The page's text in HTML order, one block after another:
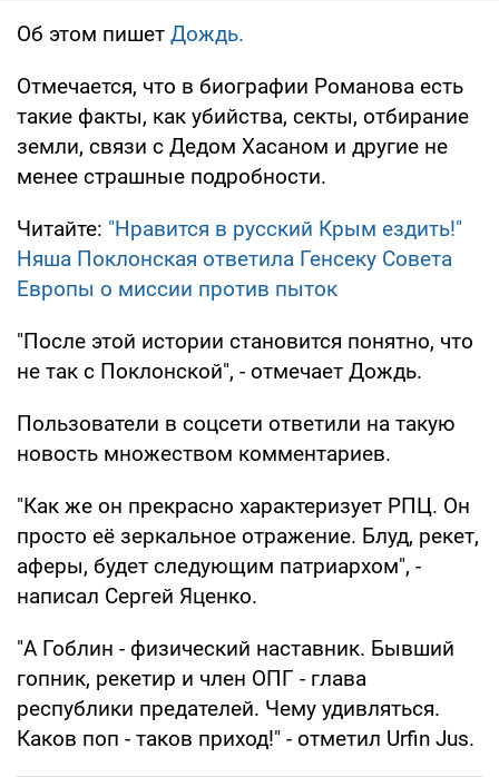
Об этом пишет Дождь.
Отмечается, что в биографии Романова есть
такие факты, как убийства, секты, отбирание
земли, связи с Дедом Хасаном и другие не
менее страшные подробности.
Читайте: "Нравится в русский Крым ездить!"
Няша Поклонская ответила Генсеку Совета
Европы о миссии против пыток
"После этой истории становится понятно, что
не так с Поклонской", - отмечает Дождь.
Пользователи в соцсети ответили на такую
новость множеством комментариев.
"Как же он прекрасно характеризует РПЦ. Он
просто её зеркальное отражение. Блуд, рекет,
аферы, будет следующим патриархом", -
написал Сергей Яценко.
"А Гоблин - физический наставник. Бывший
гопник, рекетир и член ОПГ - глава
республики предателей. Чему удивляться.
Каков поп - таков приход!" - отметил Urfin Jus.